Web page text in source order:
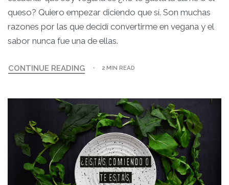
queso? Quiero empezar diciendo que sí. Son muchas
razones por las que decidí convertirme en vegana y el
sabor nunca fue una de ellas.
CONTINUE READING 2 MIN READ